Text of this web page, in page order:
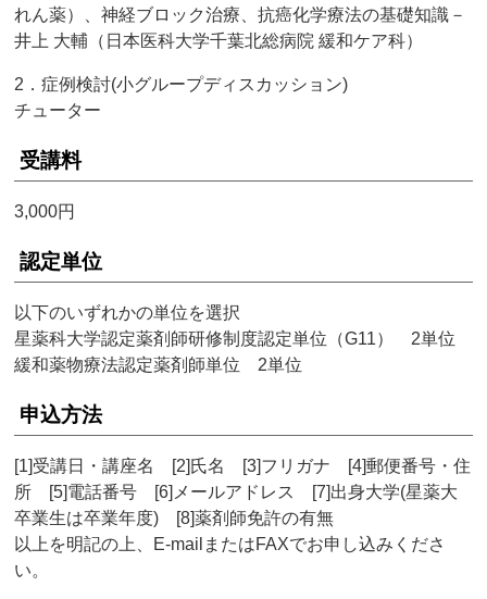
れん薬）、神経ブロック治療、抗癌化学療法の基礎知識－
井上 大輔（日本医科大学千葉北総病院 緩和ケア科）
2．症例検討(小グループディスカッション)
チューター
受講料
3,000円
認定単位
以下のいずれかの単位を選択
星薬科大学認定薬剤師研修制度認定単位（G11） 2単位
緩和薬物療法認定薬剤師単位 2単位
申込方法
[1]受講日・講座名 [2]氏名 [3]フリガナ [4]郵便番号・住
所 [5]電話番号 [6]メールアドレス [7]出身大学(星薬大
卒業生は卒業年度) [8]薬剤師免許の有無
以上を明記の上、E-mailまたはFAXでお申し込みくださ
い。